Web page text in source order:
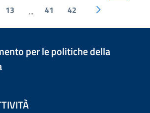
13 ... 41 42
per le politiche della